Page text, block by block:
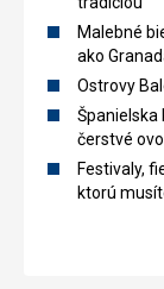
Malebné
ako
Ostrovy
Španielska
čerstvé
Festivaly,
ktorú